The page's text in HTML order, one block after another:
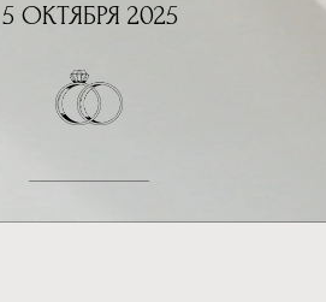
5 ОКТЯБРЯ 2025